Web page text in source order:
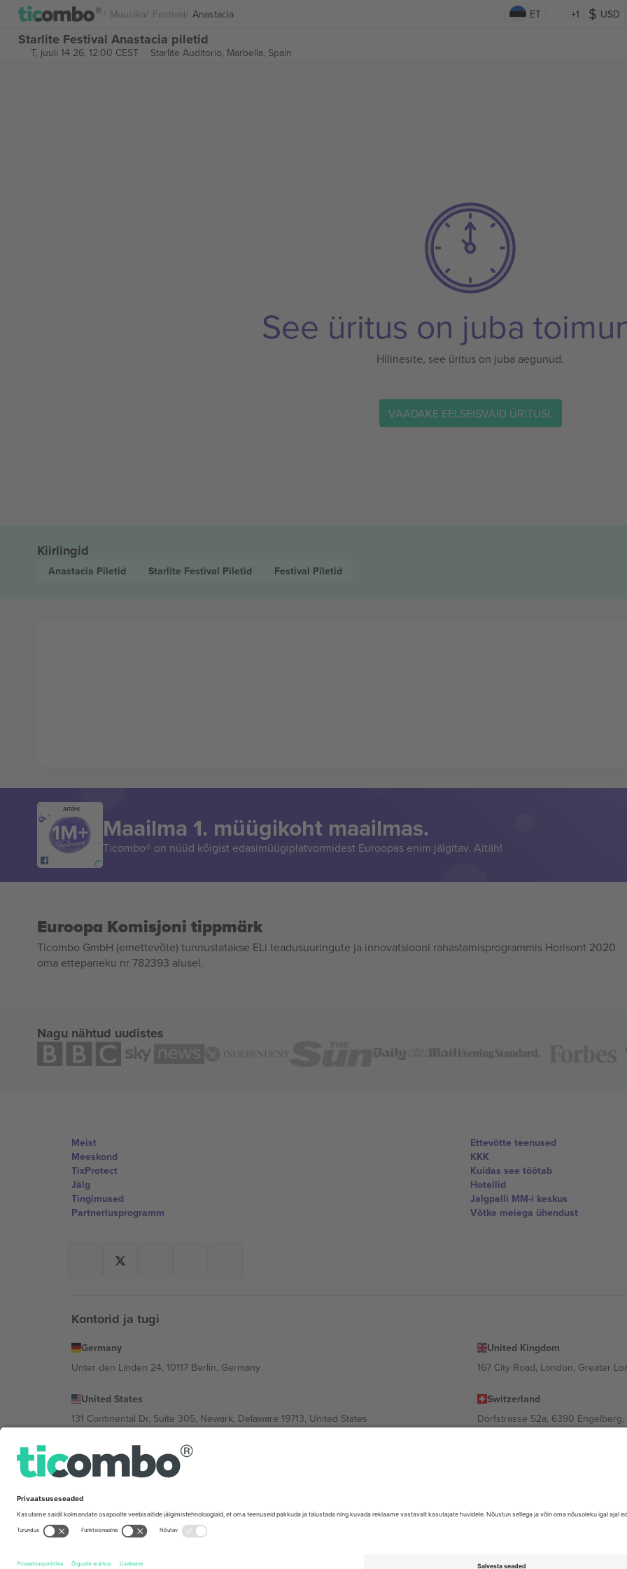
Muusika Festival Anastacia ET +1 USD
Starlite Festival Anastacia piletid
T, juuli 14 26, 12:00 CEST Starlite Auditorio, Marbella, Spain
See üritus on juba
Hilinesite, see üritus on juba aegunud.
VAADAKE EELSEISVAID ÜRITUSI.
Kiirlingid
Anastacia Piletid Starlite Festival Piletid Festival Piletid
AITÄH!
Maailma 1. müügikoht maailmas.
Ticombo® on nüüd kõigist edasimüügiplatvormidest Euroopas enim jälgitav. Aitäh!
Euroopa Komisjoni tippmärk
Ticombo GmbH (emettevõte) tunnustatakse ELi teadusuuringute ja innovatsiooni rahastamisprogrammis Horisont 2020
oma ettepaneku nr 782393 alusel.
Nagu nähtud uudistes
Meist
Meeskond
TixProtect
Jälg
Tingimused
Partnerlusprogramm
Ettevõtte teenused
KKK
Kuidas see töötab
Hotellid
Jalgpalli MM-i keskus
Võtke meiega ühendust
Kontorid ja tugi
Germany
Unter den Linden 24, 10117 Berlin, Germany
United Kingdom
167 City Road, London, Greater
United States
131 Continental Dr, Suite 305, Newark, Delaware 19713, United States
Switzerland
Dorfstrasse 52a, 6390
Bulgaria
Regus Sofia City West, bul Totleben 53-55, 1606 Sofia, Bulgaria
Mexico
Av Chapultepec 360, Roma Norte, Cuauhtémoc, 06700 Ciudad de México, CDMX, Mexico
Tingimused.© 2026 Ticombo. Kõik õigused kaitstud.